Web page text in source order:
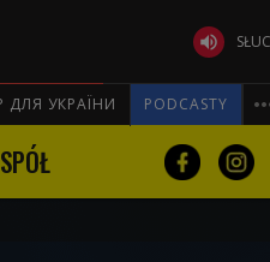

ДЛЯ УКРАЇНИ PODCASTY